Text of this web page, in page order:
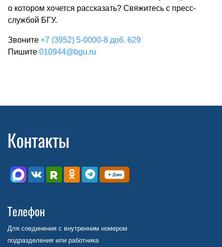
о котором хочется рассказать? Свяжитесь с пресс-
службой БГУ.
Звоните +7 (3952) 5-0000-8 доб. 629
Пишите 010944@bgu.ru
Контакты
Телефон
Для соединения с внутренним номером
подразделения или работника